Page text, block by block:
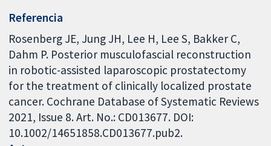
Referencia
Rosenberg JE, Jung JH, Lee H, Lee S, Bakker C,
Dahm P. Posterior musculofascial reconstruction
in robotic-assisted laparoscopic prostatectomy
for the treatment of clinically localized prostate
cancer. Cochrane Database of Systematic Reviews
2021, Issue 8. Art. No.: CD013677. DOI:
10.1002/14651858.CD013677.pub2.